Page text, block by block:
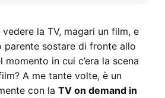
la TV, magari un film, e
parente sostare di fronte allo
in cui c’era la scena
A me tante volte, è un
con laTV on demand in